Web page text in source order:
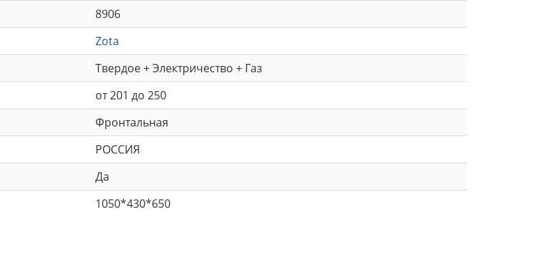
8906
Zota
Твердое + Электричество + Газ
от 201 до 250
Фронтальная
РОССИЯ
Да
1050*430*650